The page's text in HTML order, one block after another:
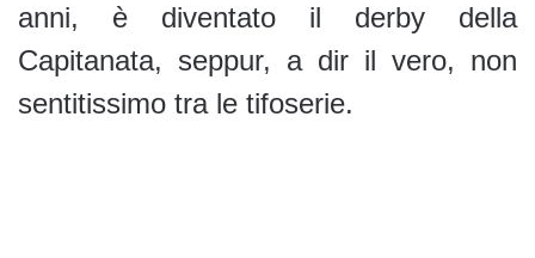
anni, è diventato il derby della
Capitanata, seppur, a dir il vero, non
sentitissimo tra le tifoserie.